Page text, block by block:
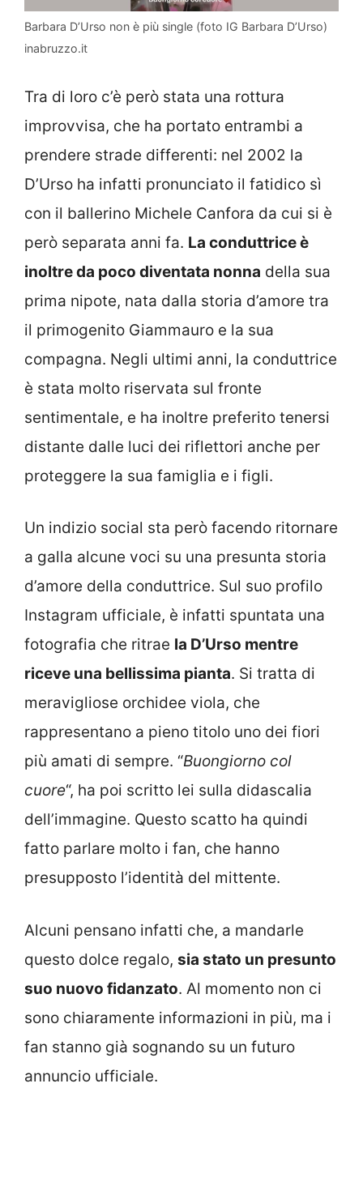
Barbara D’Urso non è più single (foto IG Barbara D’Urso)
inabruzzo.it
Tra di loro c’è però stata una rottura
improvvisa, che ha portato entrambi a
prendere strade differenti: nel 2002 la
D’Urso ha infatti pronunciato il fatidico sì
con il ballerino Michele Canfora da cui si è
però separata anni fa. La conduttrice è
inoltre da poco diventata nonna della sua
prima nipote, nata dalla storia d’amore tra
il primogenito Giammauro e la sua
compagna. Negli ultimi anni, la conduttrice
è stata molto riservata sul fronte
sentimentale, e ha inoltre preferito tenersi
distante dalle luci dei riflettori anche per
proteggere la sua famiglia e i figli.
Un indizio social sta però facendo ritornare
a galla alcune voci su una presunta storia
d’amore della conduttrice. Sul suo profilo
Instagram ufficiale, è infatti spuntata una
fotografia che ritrae la D’Urso mentre
riceve una bellissima pianta. Si tratta di
meravigliose orchidee viola, che
rappresentano a pieno titolo uno dei fiori
più amati di sempre. “Buongiorno col
cuore“, ha poi scritto lei sulla didascalia
dell’immagine. Questo scatto ha quindi
fatto parlare molto i fan, che hanno
presupposto l’identità del mittente.
Alcuni pensano infatti che, a mandarle
questo dolce regalo, sia stato un presunto
suo nuovo fidanzato. Al momento non ci
sono chiaramente informazioni in più, ma i
fan stanno già sognando su un futuro
annuncio ufficiale.